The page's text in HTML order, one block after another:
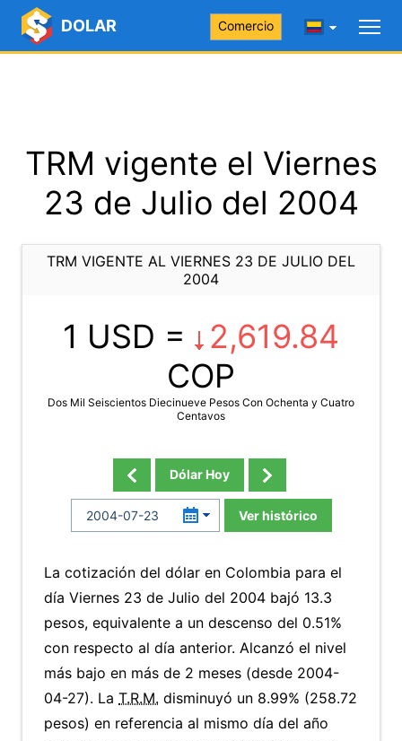
DOLAR Comercio
TRM vigente el Viernes
23 de Julio del 2004
TRM VIGENTE AL VIERNES 23 DE JULIO DEL
2004
1 USD =
2,619.84
COP
Dos Mil Seiscientos Diecinueve Pesos Con Ochenta y Cuatro
Centavos
Dólar Hoy
Ver histórico
La cotización del dólar en Colombia para el
día Viernes 23 de Julio del 2004 bajó 13.3
pesos, equivalente a un descenso del 0.51%
con respecto al día anterior. Alcanzó el nivel
más bajo en más de 2 meses (desde 2004-
04-27). La T.R.M. disminuyó un 8.99% (258.72
pesos) en referencia al mismo día del año